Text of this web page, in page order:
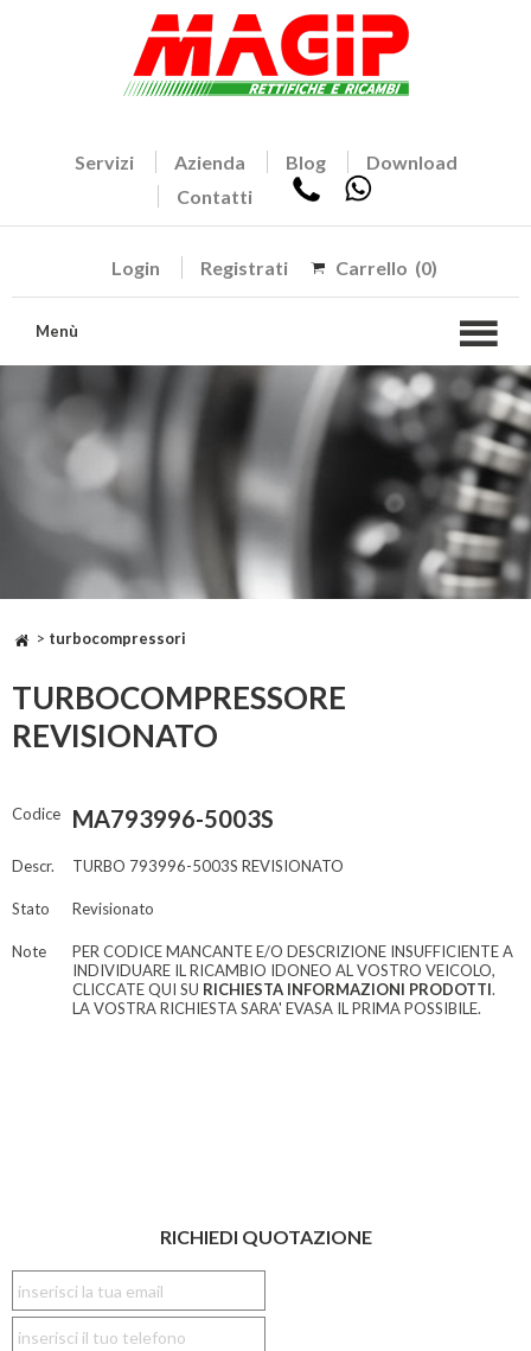
Servizi Azienda Blog
Download
Contatti
Login Registrati Carrello (0)
Menù
> turbocompressori
TURBOCOMPRESSORE
REVISIONATO
Codice MA793996-5003S
Descr. TURBO 793996-5003S REVISIONATO
Stato Revisionato
Note
PER CODICE MANCANTE E/O DESCRIZIONE INSUFFICIENTE A
INDIVIDUARE IL RICAMBIO IDONEO AL VOSTRO VEICOLO,
CLICCATE QUI SU RICHIESTA INFORMAZIONI PRODOTTI.
LA VOSTRA RICHIESTA SARA' EVASA IL PRIMA POSSIBILE.
RICHIEDI QUOTAZIONE